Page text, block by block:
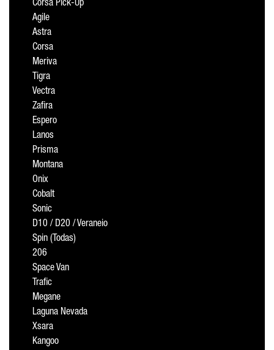
Corsa Pick-Up
Agile
Astra
Corsa
Meriva
Tigra
Vectra
Zafira
Espero
Lanos
Prisma
Montana
Onix
Cobalt
Sonic
D10 / D20 / Veraneio
Spin (Todas)
206
Space Van
Trafic
Megane
Laguna Nevada
Xsara
Kangoo